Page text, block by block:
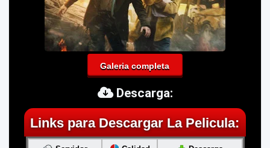
Galeria completa
Descarga:
Links para Descargar La Pelicula: